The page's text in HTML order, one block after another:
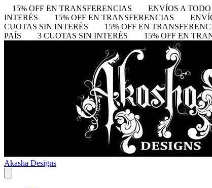
15% OFF EN TRANSFERENCIAS ENVÍOS A TODO
INTERÉS
15% OFF EN TRANSFERENCIAS
CUOTAS SIN INTERÉS
15% OFF EN
PAÍS
3 CUOTAS SIN INTERÉS 15% OFF EN
Akasha Designs